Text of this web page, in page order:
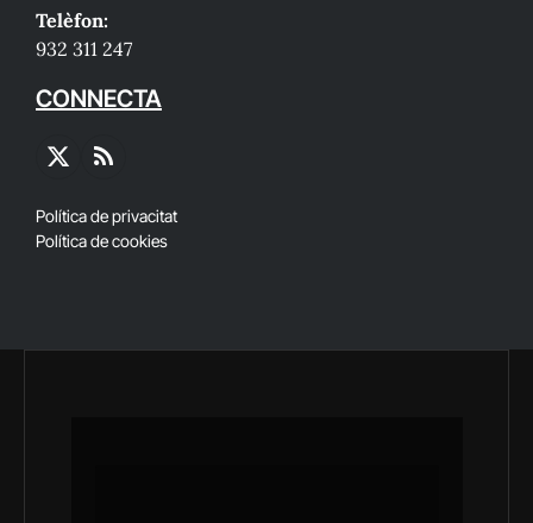
Telèfon:
932 311 247
CONNECTA
X
RSS
Política de privacitat
Política de cookies